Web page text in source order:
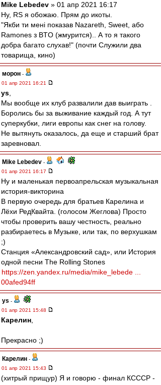
Mike Lebedev » 01 апр 2021 16:17
Ну, RS я обожаю. Прям до икоты.
"Якби ти мені показав Nazareth, Sweet, або
Ramones з BTO (жмурится).. А то я такого
добра багато слухав!" (почти Служили два
товарища, кино)
морон -
01 апр 2021 16:21
ys
Мы вообще их клуб развалили дав выиграть .
Боролись бы за выживание каждый год. А тут
суперкубки, лиги европы как снег на голову.
Не вытянуть оказалось, да еще и старший брат
заревновал.
Mike Lebedev -
01 апр 2021 16:17
Ну и маленькая первоапрельская музыкальная
история-викторина
В первую очередь для братьев Карелина и
Лёхи РедКвайта. (голосом Жеглова) Просто
чтобы проверить вашу честность, реально
разбираетесь в Музыке, или так, по верхушкам
;)
Станция «Александровский сад», или История
одной песни The Rolling Stones
https://zen.yandex.ru/media/mike_lebede ...
00afed94ff
ys -
01 апр 2021 15:48
Карелин
Прекрасно ;)
Карелин -
01 апр 2021 15:43
(хитрый прищур) Я и говорю - финал КСССР -